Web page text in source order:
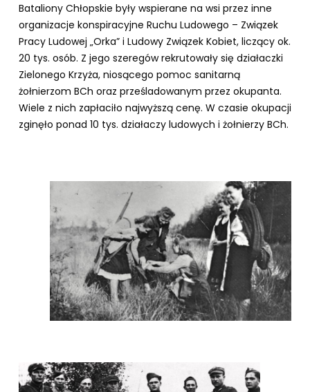
Bataliony Chłopskie były wspierane na wsi przez inne
organizacje konspiracyjne Ruchu Ludowego – Związek
Pracy Ludowej „Orka” i Ludowy Związek Kobiet, liczący ok.
20 tys. osób. Z jego szeregów rekrutowały się działaczki
Zielonego Krzyża, niosącego pomoc sanitarną
żołnierzom BCh oraz prześladowanym przez okupanta.
Wiele z nich zapłaciło najwyższą cenę. W czasie okupacji
zginęło ponad 10 tys. działaczy ludowych i żołnierzy BCh.